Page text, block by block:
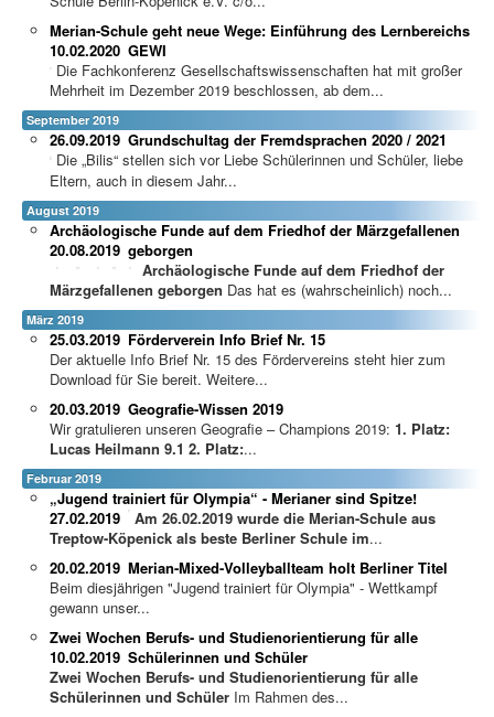
Merian-Schule geht neue Wege: Einführung des Lernbereichs
GEWI
10.02.2020
Die Fachkonferenz Gesellschaftswissenschaften hat mit großer
Mehrheit im Dezember 2019 beschlossen, ab dem...
September 2019
Grundschultag der Fremdsprachen 2020 / 2021
26.09.2019
Die „Bilis“ stellen sich vor Liebe Schülerinnen und Schüler, liebe
Eltern, auch in diesem Jahr...
August 2019
Archäologische Funde auf dem Friedhof der Märzgefallenen
geborgen
20.08.2019
Archäologische Funde auf dem Friedhof der
Märzgefallenen geborgen Das hat es (wahrscheinlich) noch...
März 2019
Förderverein Info Brief Nr. 15
25.03.2019
Der aktuelle Info Brief Nr. 15 des Fördervereins steht hier zum
Download für Sie bereit. Weitere...
Geografie-Wissen 2019
20.03.2019
Wir gratulieren unseren Geografie – Champions 2019: 1. Platz:
Lucas Heilmann 9.1 2. Platz:...
Februar 2019
„Jugend trainiert für Olympia“ - Merianer sind Spitze!
27.02.2019
Am 26.02.2019 wurde die Merian-Schule aus
Treptow-Köpenick als beste Berliner Schule im...
Merian-Mixed-Volleyballteam holt Berliner Titel
20.02.2019
Beim diesjährigen "Jugend trainiert für Olympia" - Wettkampf
gewann unser...
Zwei Wochen Berufs- und Studienorientierung für alle
Schülerinnen und Schüler
10.02.2019
Zwei Wochen Berufs- und Studienorientierung für alle
Schülerinnen und Schüler Im Rahmen des...